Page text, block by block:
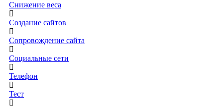
Снижение веса
Создание сайтов
Сопровождение сайта
Социальные сети
Телефон
Тест